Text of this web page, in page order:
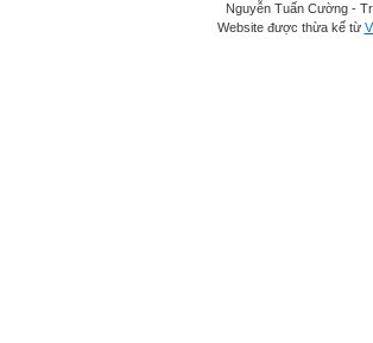
Nguyễn Tuấn Cường -
Website được thừa kế từ